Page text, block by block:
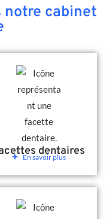
notre cabinet
dentaires
En savoir plus